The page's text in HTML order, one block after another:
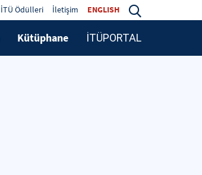
İTÜ Ödülleri İletişim ENGLISH
Kütüphane İTÜPORTAL